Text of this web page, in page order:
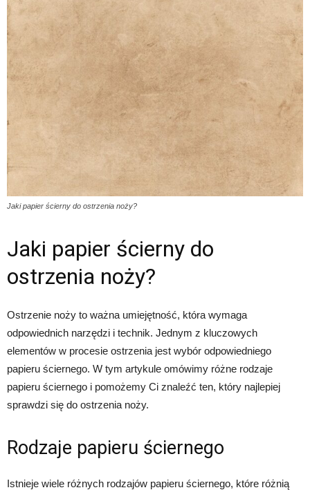
Jaki papier ścierny do ostrzenia noży?
Jaki papier ścierny do
ostrzenia noży?
Ostrzenie noży to ważna umiejętność, która wymaga
odpowiednich narzędzi i technik. Jednym z kluczowych
elementów w procesie ostrzenia jest wybór odpowiedniego
papieru ściernego. W tym artykule omówimy różne rodzaje
papieru ściernego i pomożemy Ci znaleźć ten, który najlepiej
sprawdzi się do ostrzenia noży.
Rodzaje papieru ściernego
Istnieje wiele różnych rodzajów papieru ściernego, które różnią